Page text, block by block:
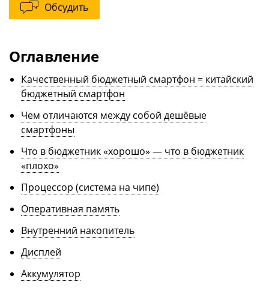
Обсудить
Оглавление
Качественный бюджетный смартфон = китайский
бюджетный смартфон
Чем отличаются между собой дешёвые
смартфоны
Что в бюджетник «хорошо» — что в бюджетник
«плохо»
Процессор (система на чипе)
Оперативная память
Внутренний накопитель
Дисплей
Аккумулятор